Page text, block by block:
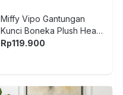
Miffy Vipo Gantungan
Kunci Boneka Plush Head -
Putih
Rp119.900